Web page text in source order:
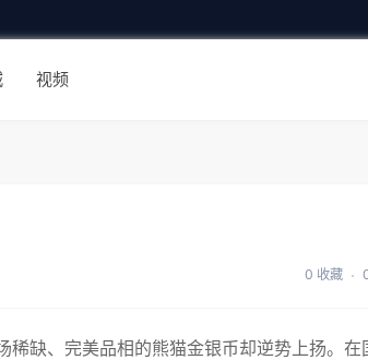
视频
0 收藏
缺、完美品相的熊猫金银币却逆势上扬。